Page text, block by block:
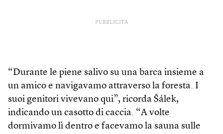
PUBBLICITÀ
“Durante le piene salivo su una barca insieme a
un amico e navigavamo attraverso la foresta. I
suoi genitori vivevano qui”, ricorda Šálek,
indicando un casotto di caccia. “A volte
dormivamo lì dentro e facevamo la sauna sulle